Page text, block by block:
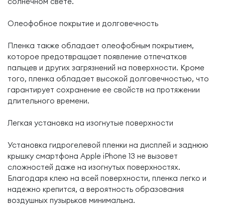
Олеофобное покрытие и долговечность
Пленка также обладает олеофобным покрытием,
которое предотвращает появление отпечатков
пальцев и других загрязнений на поверхности. Кроме
того, пленка обладает высокой долговечностью, что
гарантирует сохранение ее свойств на протяжении
длительного времени.
Легкая установка на изогнутые поверхности
Установка гидрогелевой пленки на дисплей и заднюю
крышку смартфона Apple iPhone 13 не вызовет
сложностей даже на изогнутых поверхностях.
Благодаря клею на всей поверхности, пленка легко и
надежно крепится, а вероятность образования
воздушных пузырьков минимальна.